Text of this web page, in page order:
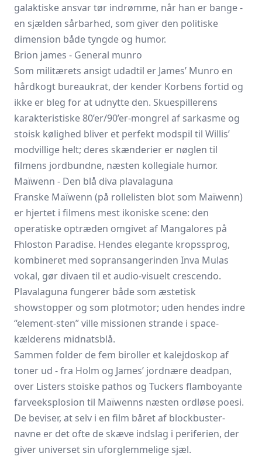
galaktiske ansvar tør indrømme, når han er bange -
en sjælden sårbarhed, som giver den politiske
dimension både tyngde og humor.
Brion james - General munro
Som militærets ansigt udadtil er James’ Munro en
hårdkogt bureaukrat, der kender Korbens fortid og
ikke er bleg for at udnytte den. Skuespillerens
karakteristiske 80’er/90’er-mongrel af sarkasme og
stoisk kølighed bliver et perfekt modspil til Willis’
modvillige helt; deres skænderier er nøglen til
filmens jordbundne, næsten kollegiale humor.
Maïwenn - Den blå diva plavalaguna
Franske Maïwenn (på rollelisten blot som Maïwenn)
er hjertet i filmens mest ikoniske scene: den
operatiske optræden omgivet af Mangalores på
Fhloston Paradise. Hendes elegante kropssprog,
kombineret med sopransangerinden Inva Mulas
vokal, gør divaen til et audio-visuelt crescendo.
Plavalaguna fungerer både som æstetisk
showstopper og som plotmotor; uden hendes indre
“element-sten” ville missionen strande i space-
kælderens midnatsblå.
Sammen folder de fem biroller et kalejdoskop af
toner ud - fra Holm og James’ jordnære deadpan,
over Listers stoiske pathos og Tuckers flamboyante
farveeksplosion til Maïwenns næsten ordløse poesi.
De beviser, at selv i en film båret af blockbuster-
navne er det ofte de skæve indslag i periferien, der
giver universet sin uforglemmelige sjæl.